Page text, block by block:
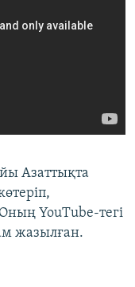
Азаттықта
YouTube-тегі
жазылған.